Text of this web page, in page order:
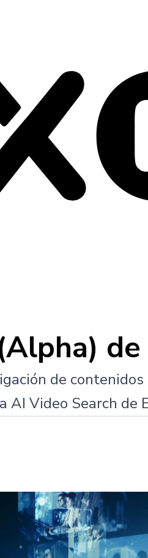
de
Video Search de